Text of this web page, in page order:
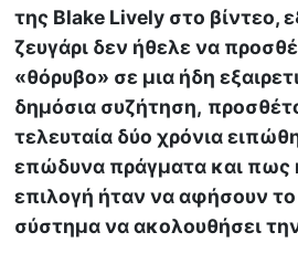
της Blake Lively στο βίντεο,
ζευγάρι δεν ήθελε να
«θόρυβο» σε μια ήδη
δημόσια συζήτηση,
τελευταία δύο χρόνια
επώδυνα πράγματα και πως
επιλογή ήταν να αφήσουν το
σύστημα να ακολουθήσει